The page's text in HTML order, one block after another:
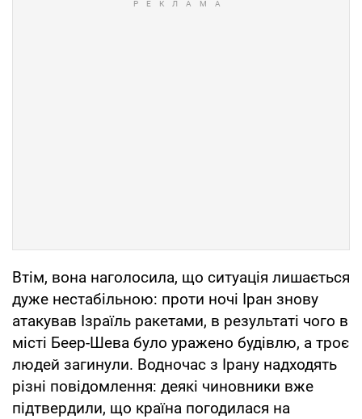
Втім, вона наголосила, що ситуація лишається
дуже нестабільною: проти ночі Іран знову
атакував Ізраїль ракетами, в результаті чого в
місті Беер-Шева було уражено будівлю, а троє
людей загинули. Водночас з Ірану надходять
різні повідомлення: деякі чиновники вже
підтвердили, що країна погодилася на